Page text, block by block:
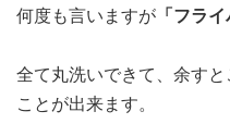
何度も言いますが 「フライ
全て丸洗いできて、余す
ことが出来ます。